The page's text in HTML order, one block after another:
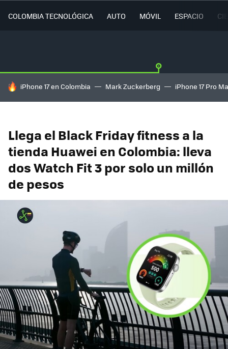
COLOMBIA TECNOLÓGICA AUTO MÓVIL ESPACIO
HOY SE HABLA DE
iPhone 17 en Colombia Mark Zuckerberg iPhone 17 Pro
Llega el Black Friday fitness a la
tienda Huawei en Colombia: lleva
dos Watch Fit 3 por solo un millón
de pesos